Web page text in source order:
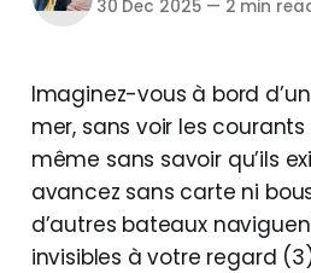
30 Dec 2025 — 2 min
Imaginez-vous à bord
mer, sans voir les
même sans savoir qu’ils
avancez sans carte ni
d’autres bateaux
invisibles à votre regard